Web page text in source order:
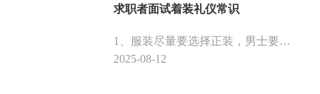
求职者面试着装礼仪常识
1、服装尽量要选择正装，男士要体现男士的风度，女性要体现女性的身材比例。保持的原则是简明、正式。不可以穿得过于时髦。2、男生头发长度不超过耳朵，不留长发。必须将胡子刮干净。将手指甲全部剪短，不允许指甲里存在污垢。女生要化淡妆，让自己看起来更有精神。
2025-08-12